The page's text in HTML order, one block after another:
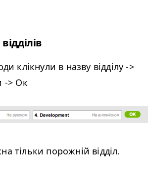
клікнули в назву відділу ->
-> Ок
тільки порожній відділ.